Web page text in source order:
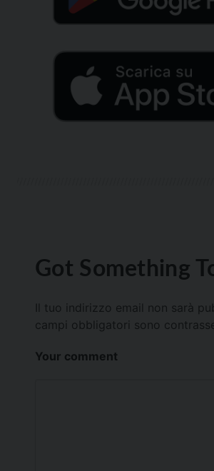
Got Something
Il tuo indirizzo email non sarà
campi obbligatori sono
Your comment